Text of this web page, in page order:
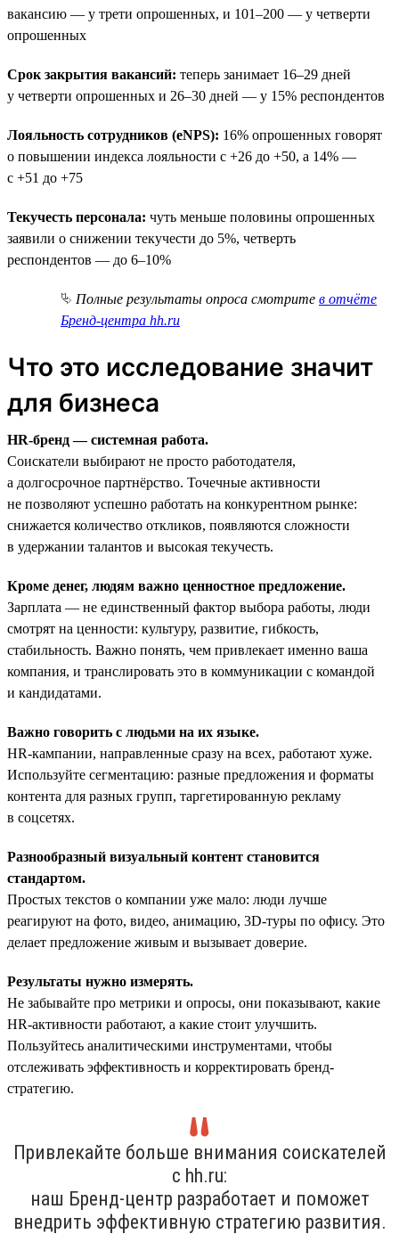
вакансию — у трети опрошенных, и 101–200 — у четверти
опрошенных
Срок закрытия вакансий: теперь занимает 16–29 дней
у четверти опрошенных и 26–30 дней — у 15% респондентов
Лояльность сотрудников (eNPS): 16% опрошенных говорят
о повышении индекса лояльности с +26 до +50, а 14% —
с +51 до +75
Текучесть персонала: чуть меньше половины опрошенных
заявили о снижении текучести до 5%, четверть
респондентов — до 6–10%
⮱ Полные результаты опроса смотрите в отчёте
Бренд-центра hh.ru
Что это исследование значит
для бизнеса
HR-бренд — системная работа.
Соискатели выбирают не просто работодателя,
а долгосрочное партнёрство. Точечные активности
не позволяют успешно работать на конкурентном рынке:
снижается количество откликов, появляются сложности
в удержании талантов и высокая текучесть.
Кроме денег, людям важно ценностное предложение.
Зарплата — не единственный фактор выбора работы, люди
смотрят на ценности: культуру, развитие, гибкость,
стабильность. Важно понять, чем привлекает именно ваша
компания, и транслировать это в коммуникации с командой
и кандидатами.
Важно говорить с людьми на их языке.
HR-кампании, направленные сразу на всех, работают хуже.
Используйте сегментацию: разные предложения и форматы
контента для разных групп, таргетированную рекламу
в соцсетях.
Разнообразный визуальный контент становится
стандартом.
Простых текстов о компании уже мало: люди лучше
реагируют на фото, видео, анимацию, 3D-туры по офису. Это
делает предложение живым и вызывает доверие.
Результаты нужно измерять.
Не забывайте про метрики и опросы, они показывают, какие
HR-активности работают, а какие стоит улучшить.
Пользуйтесь аналитическими инструментами, чтобы
отслеживать эффективность и корректировать бренд-
стратегию.
Привлекайте больше внимания соискателей
с hh.ru:
наш Бренд-центр разработает и поможет
внедрить эффективную стратегию развития.